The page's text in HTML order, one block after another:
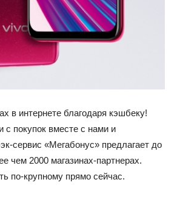
в интернете благодаря кэшбеку!
с покупок вместе с нами и
сервис «Мегабонус» предлагает до
чем 2000 магазинах-партнерах.
по-крупному прямо сейчас.